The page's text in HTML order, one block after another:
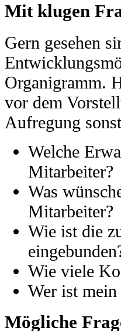
Mit klugen
Gern gesehen
Organigramm.
vor dem
Aufregung
Welche
Mitarbeiter?
Was
Mitarbeiter?
Wie ist die
Wie viele
Wer ist mein
Mögliche